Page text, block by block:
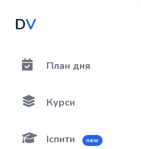
DV
План дня
Курси
Іспити new